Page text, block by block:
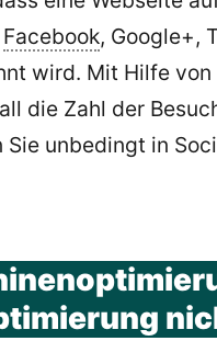
Facebook, Google+,
wird. Mit Hilfe
die Zahl der
Sie unbedingt in